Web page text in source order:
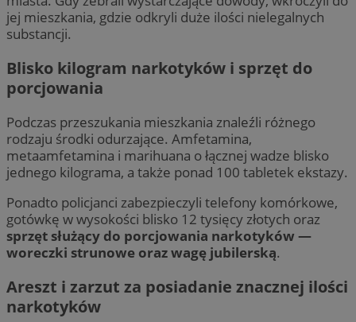
jej mieszkania, gdzie odkryli duże ilości nielegalnych
substancji.
Blisko kilogram narkotyków i sprzęt do
porcjowania
Podczas przeszukania mieszkania znaleźli różnego
rodzaju środki odurzające. Amfetamina,
metaamfetamina i marihuana o łącznej wadze blisko
jednego kilograma, a także ponad 100 tabletek ekstazy.
Ponadto policjanci zabezpieczyli telefony komórkowe,
gotówkę w wysokości blisko 12 tysięcy złotych oraz
sprzęt służący do porcjowania narkotyków —
woreczki strunowe oraz wagę jubilerską.
Areszt i zarzut za posiadanie znacznej ilości
narkotyków